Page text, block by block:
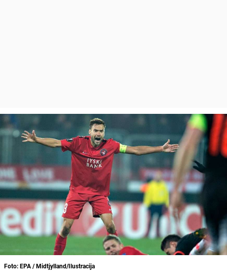
Foto: EPA / Midtjylland/Ilustracija